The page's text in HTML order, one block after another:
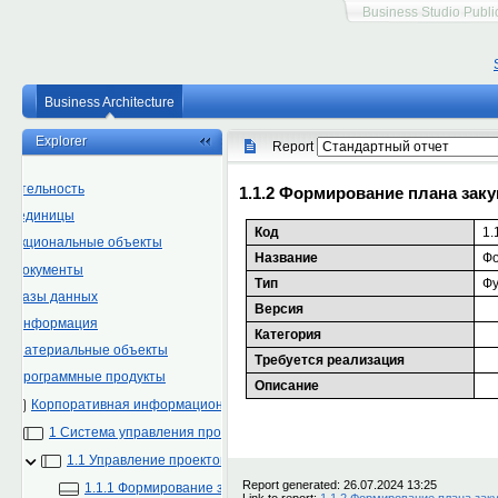
Business Studio
Business Architecture
Explorer
объекты
Документы
Базы данных
Информация
Материальные объекты
Программные продукты
Корпоративная информационная система
1 Система управления проектами
1.1 Управление проектом
1.1.1 Формирование заданий на выполнение работ
Report